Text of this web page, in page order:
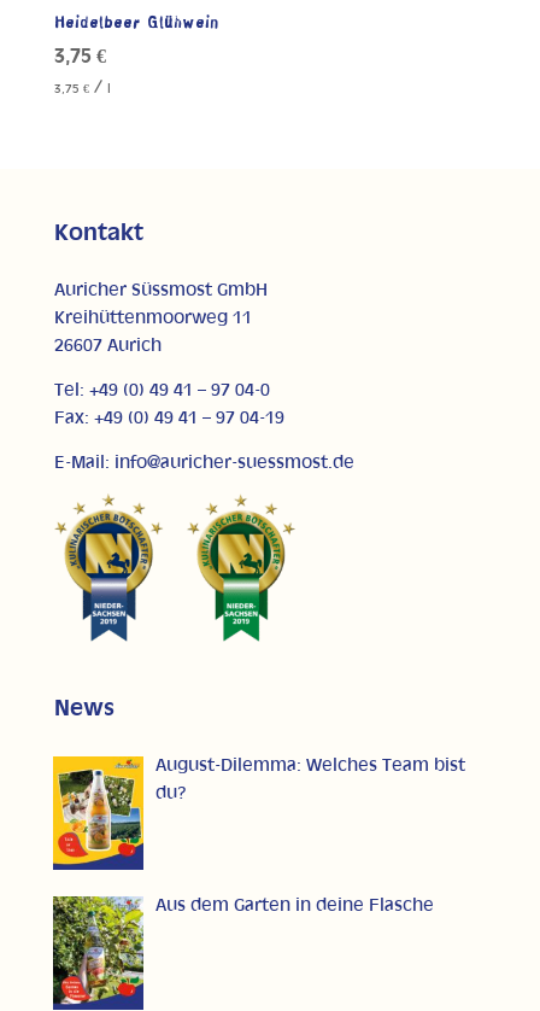
Heidelbeer Glühwein
3,75 €
3,75 €/
Kontakt
Auricher Süssmost GmbH
Kreihüttenmoorweg 11
26607 Aurich
Tel: +49 (0) 49 41 – 97 04-0
Fax: +49 (0) 49 41 – 97 04-19
E-Mail: info@auricher-suessmost.de
News
August-Dilemma: Welches Team bist
du?
Aus dem Garten in deine Flasche